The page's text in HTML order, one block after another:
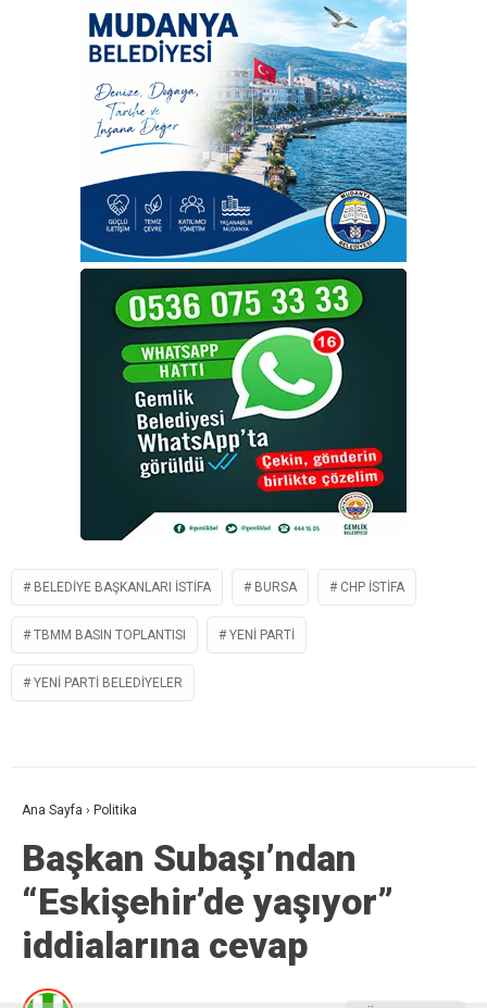
BELEDIYE BAŞKANLARI ISTIFA BURSA CHP ISTIFA
TBMM BASIN TOPLANTISI YENI PARTI
YENİ PARTI BELEDIYELER
Ana Sayfa › Politika
Başkan Subaşı’ndan
“Eskişehir’de yaşıyor”
iddialarına cevap